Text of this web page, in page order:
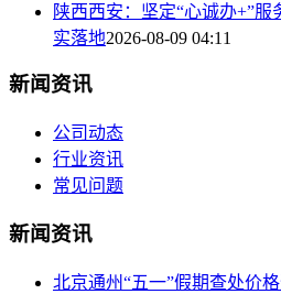
陕西西安：坚定“心诚办+”服
实落地2026-08-09 04:11
新闻资讯
公司动态
行业资讯
常见问题
新闻资讯
北京通州“五一”假期查处价